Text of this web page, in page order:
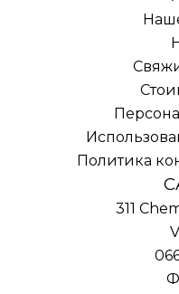
Политика
311